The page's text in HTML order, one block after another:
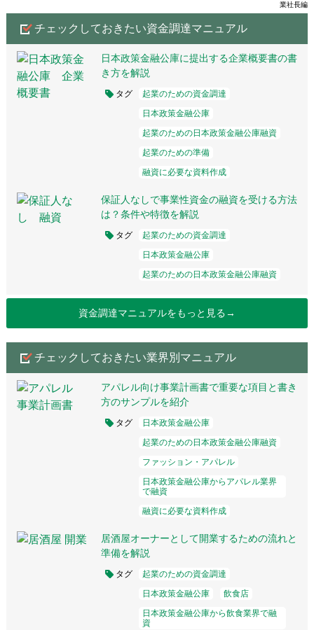
業社長編
チェックしておきたい資金調達マニュアル
日本政策金融公庫に提出する企業概要書の書
き方を解説
タグ
起業のための資金調達
日本政策金融公庫
起業のための日本政策金融公庫融資
起業のための準備
融資に必要な資料作成
保証人なしで事業性資金の融資を受ける方法
は？条件や特徴を解説
タグ
起業のための資金調達
日本政策金融公庫
起業のための日本政策金融公庫融資
資金調達マニュアルをもっと見る→
チェックしておきたい業界別マニュアル
アパレル向け事業計画書で重要な項目と書き
方のサンプルを紹介
タグ
日本政策金融公庫
起業のための日本政策金融公庫融資
ファッション・アパレル
日本政策金融公庫からアパレル業界
で融資
融資に必要な資料作成
居酒屋オーナーとして開業するための流れと
準備を解説
タグ
起業のための資金調達
日本政策金融公庫
飲食店
日本政策金融公庫から飲食業界で融
資